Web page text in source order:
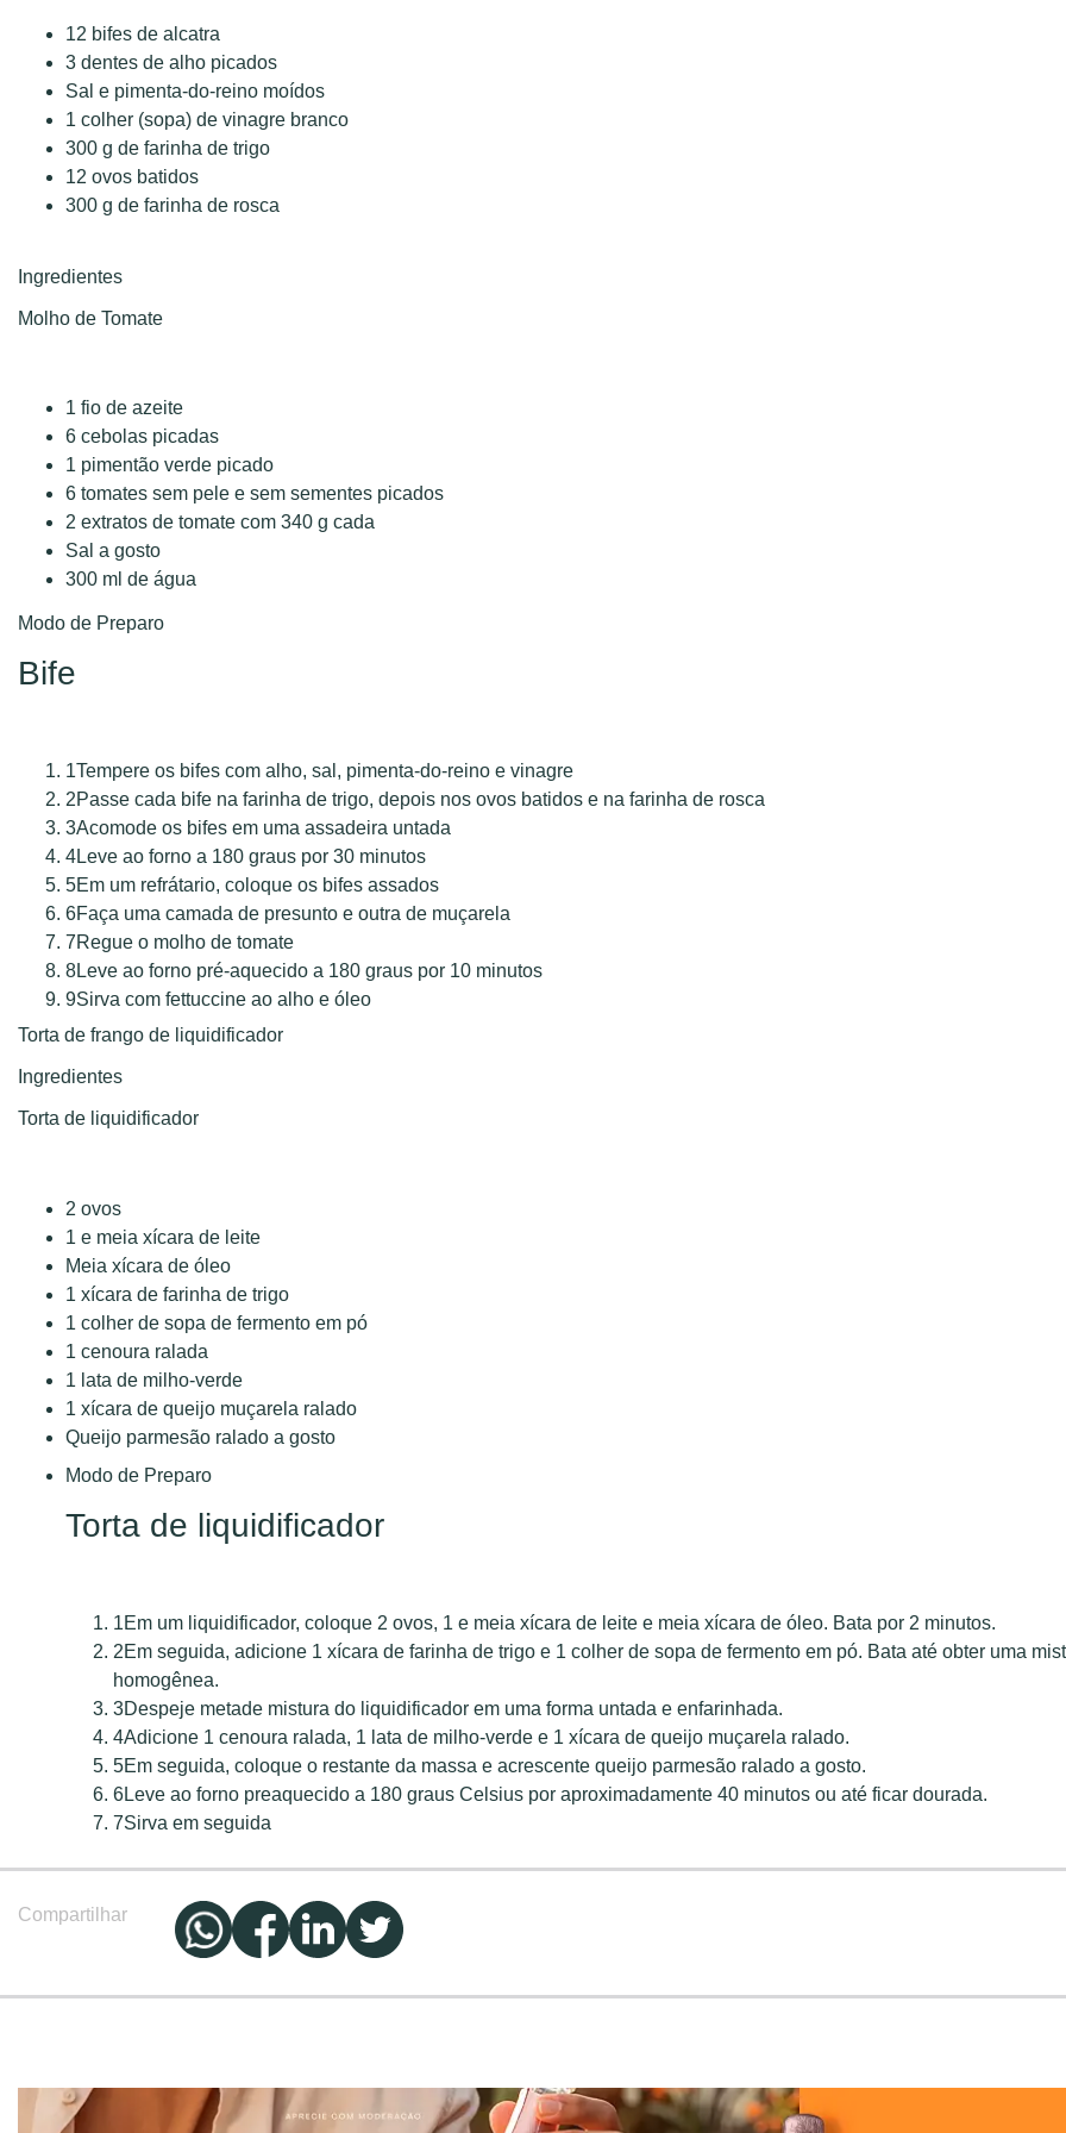
12 bifes de alcatra
3 dentes de alho picados
Sal e pimenta-do-reino moídos
1 colher (sopa) de vinagre branco
300 g de farinha de trigo
12 ovos batidos
300 g de farinha de rosca
Ingredientes
Molho de Tomate
1 fio de azeite
6 cebolas picadas
1 pimentão verde picado
6 tomates sem pele e sem sementes picados
2 extratos de tomate com 340 g cada
Sal a gosto
300 ml de água
Modo de Preparo
Bife
1Tempere os bifes com alho, sal, pimenta-do-reino e vinagre
2Passe cada bife na farinha de trigo, depois nos ovos batidos e na farinha de rosca
3Acomode os bifes em uma assadeira untada
4Leve ao forno a 180 graus por 30 minutos
5Em um refrátario, coloque os bifes assados
6Faça uma camada de presunto e outra de muçarela
7Regue o molho de tomate
8Leve ao forno pré-aquecido a 180 graus por 10 minutos
9Sirva com fettuccine ao alho e óleo
Torta de frango de liquidificador
Ingredientes
Torta de liquidificador
2 ovos
1 e meia xícara de leite
Meia xícara de óleo
1 xícara de farinha de trigo
1 colher de sopa de fermento em pó
1 cenoura ralada
1 lata de milho-verde
1 xícara de queijo muçarela ralado
Queijo parmesão ralado a gosto
Modo de Preparo
Torta de liquidificador
1Em um liquidificador, coloque 2 ovos, 1 e meia xícara de leite e meia xícara de óleo. Bata por 2 minutos.
2Em seguida, adicione 1 xícara de farinha de trigo e 1 colher de sopa de fermento em pó. Bata até obter uma
homogênea.
3Despeje metade mistura do liquidificador em uma forma untada e enfarinhada.
4Adicione 1 cenoura ralada, 1 lata de milho-verde e 1 xícara de queijo muçarela ralado.
5Em seguida, coloque o restante da massa e acrescente queijo parmesão ralado a gosto.
6Leve ao forno preaquecido a 180 graus Celsius por aproximadamente 40 minutos ou até ficar dourada.
7Sirva em seguida
Compartilhar